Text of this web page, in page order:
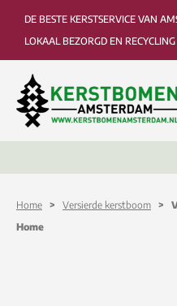
inhoud
DE BESTE KERSTSERVICE VAN
LOKAAL BEZORGD EN
Home > Versierde kerstboom >
Home